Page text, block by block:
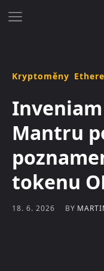
Kryptoměny
Mantru
tokenu
18. 6. 2026 BY